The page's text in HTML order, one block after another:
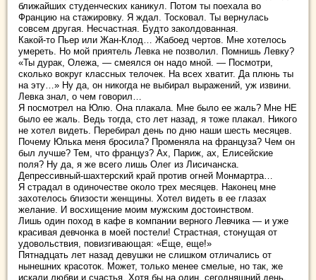
ближайших студенческих каникул. Потом ты поехала во
Францию на стажировку. Я ждал. Тосковал. Ты вернулась
совсем другая. Несчастная. Будто заколдованная.
Какой-то Пьер или Жан-Клод… Жабоед чертов. Мне хотелось
умереть. Но мой приятель Левка не позволил. Помнишь Левку?
«Ты дурак, Олежа, — смеялся он надо мной. — Посмотри,
сколько вокруг классных телочек. На всех хватит. Да плюнь ты
на эту…» Ну да, он никогда не выбирал выражений, уж извини.
Левка знал, о чем говорил…
Я посмотрел на Юлю. Она плакала. Мне было ее жаль? Мне НЕ
было ее жаль. Ведь тогда, сто лет назад, я тоже плакал. Никого
не хотел видеть. Перебирал день по дню наши шесть месяцев.
Почему Юлька меня бросила? Променяла на француза? Чем он
был лучше? Тем, что француз? Ах, Париж, ах, Елисейские
поля? Ну да, я же всего лишь Олег из Лисичанска.
Депрессивный-шахтерский край против огней Монмартра…
Я страдал в одиночестве около трех месяцев. Наконец мне
захотелось близости женщины. Хотел видеть в ее глазах
желание. И восхищение моим мужским достоинством.
Лишь один поход в кафе в компании верного Левчика — и уже
красивая девчонка в моей постели! Страстная, стонущая от
удовольствия, повизгивающая: «Еще, еще!»
Пятнадцать лет назад девушки не слишком отличались от
нынешних красоток. Может, только менее смелые, но так, же
искали любви и счастья. Хотя бы на один, сегодняшний день.